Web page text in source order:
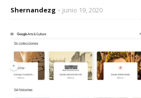
Shernandezg junio 19, 2020